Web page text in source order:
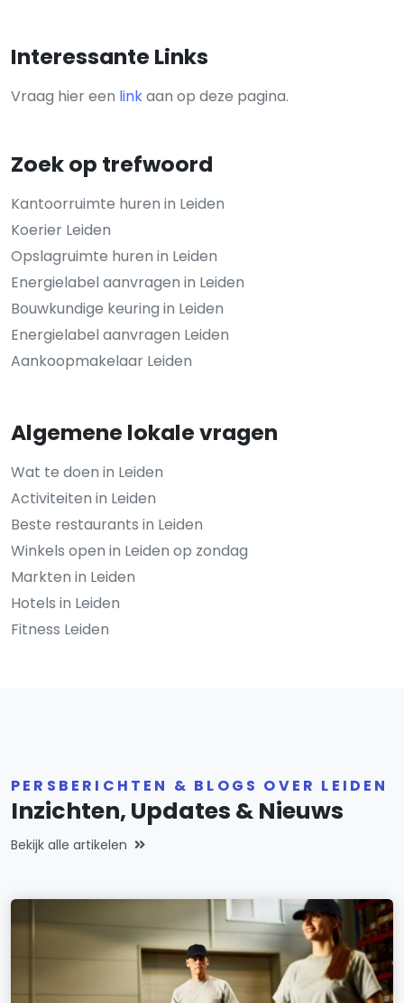
Interessante Links
Vraag hier een linkaan op deze pagina.
Zoek op trefwoord
Kantoorruimte huren in Leiden
Koerier Leiden
Opslagruimte huren in Leiden
Energielabel aanvragen in Leiden
Bouwkundige keuring in Leiden
Energielabel aanvragen Leiden
Aankoopmakelaar Leiden
Algemene lokale vragen
Wat te doen in Leiden
Activiteiten in Leiden
Beste restaurants in Leiden
Winkels open in Leiden op zondag
Markten in Leiden
Hotels in Leiden
Fitness Leiden
PERSBERICHTEN & BLOGS OVER LEIDEN
Inzichten, Updates & Nieuws
Bekijk alle artikelen